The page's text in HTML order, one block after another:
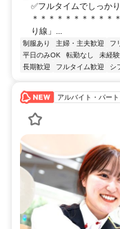
✅フルタイムでしっか
＊＊＊＊＊＊＊＊＊＊
り線」...
制服あり 主婦・主夫歓迎 フ
平日のみOK
転勤なし 未経
長期歓迎
フルタイム歓迎 シ
アルバイト・パート